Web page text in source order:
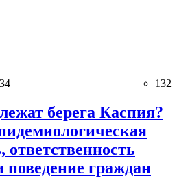
132
берега Каспия?
ответственность
поведение граждан